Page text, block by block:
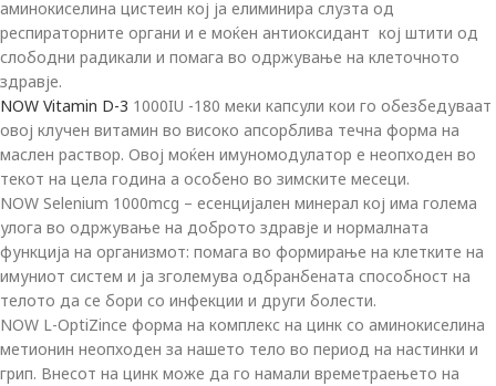
аминокиселина цистеин кој ја елиминира слузта од
респираторните органи и е моќен антиоксидант кој штити од
слободни радикали и помага во одржување на клеточното
здравје.
NOW Vitamin D-3 1000IU -180 меки капсули кои го обезбедуваат
овој клучен витамин во високо апсорблива течна форма на
маслен раствор. Овој моќен имуномодулатор е неопходен во
текот на цела година а особено во зимските месеци.
NOW Selenium 1000mcg – есенцијален минерал кој има голема
улога во одржување на доброто здравје и нормалната
функција на организмот: помага во формирање на клетките на
имуниот систем и ја зголемува одбранбената способност на
телото да се бори со инфекции и други болести.
NOW L-OptiZincе форма на комплекс на цинк со аминокиселина
метионин неопходен за нашето тело во период на настинки и
грип. Внесот на цинк може да го намали времетраењето на